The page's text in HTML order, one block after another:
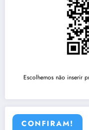
Escolhemos não inserir
CONFIRAM!